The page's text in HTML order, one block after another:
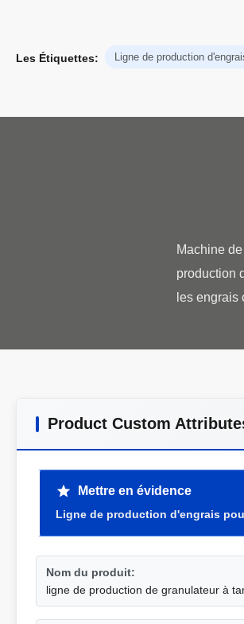
Les Étiquettes: Ligne de production
Machine
production
Product Custom
Mettre en évidence
Ligne de production d'engrais
Nom du produit:
ligne de production de granulateur à